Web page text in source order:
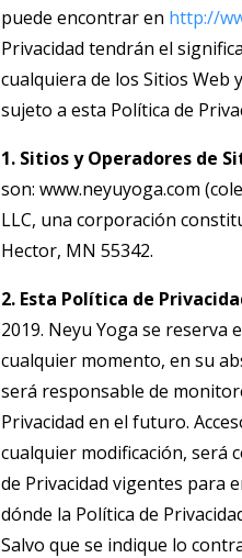
puede encontrar en http://
Privacidad tendrán el
cualquiera de los Sitios Web
sujeto a esta Política de
1. Sitios y Operadores de
son: www.neyuyoga.com
LLC, una corporación
Hector, MN 55342.
2. Esta Política de
2019. Neyu Yoga se reserva
cualquier momento, en su
será responsable de
Privacidad en el futuro.
cualquier modificación, será
de Privacidad vigentes para
dónde la Política de
Salvo que se indique lo